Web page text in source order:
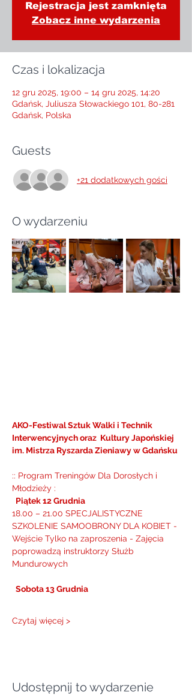
Rejestracja jest zamknięta
Zobacz inne wydarzenia
Czas i lokalizacja
12 gru 2025, 19:00 – 14 gru 2025, 14:20
Gdańsk, Juliusza Słowackiego 101, 80-281
Gdańsk, Polska
Guests
+21 dodatkowych gości
O wydarzeniu
AKO-Festiwal Sztuk Walki i Technik
Interwencyjnych oraz  Kultury Japońskiej
im. Mistrza Ryszarda Zieniawy w Gdańsku
:: Program Treningów Dla Dorosłych i
Młodzieży :
  Piątek 12 Grudnia
18.00 – 21.00 SPECJALISTYCZNE
SZKOLENIE SAMOOBRONY DLA KOBIET -
Wejście Tylko na zaproszenia - Zajęcia
poprowadzą instruktorzy Służb
Mundurowych
  Sobota 13 Grudnia
Czytaj więcej >
Udostępnij to wydarzenie